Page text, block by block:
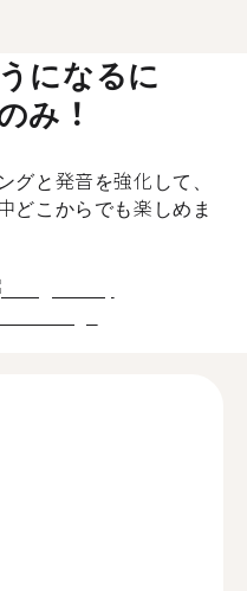
になるに
み！
と発音を強化して、
どこからでも楽しめま